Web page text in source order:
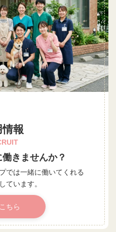
報
きませんか？
では一緒に働いてくれる
ています。
ちら